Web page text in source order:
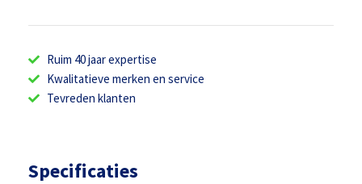
Ruim 40 jaar expertise
Kwalitatieve merken en service
Tevreden klanten
Specificaties